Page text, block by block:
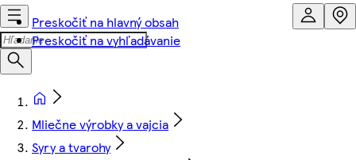
Preskočiť na hlavný obsah
Preskočiť na vyhľadávanie
Mliečne výrobky a vajcia
Syry a tvarohy